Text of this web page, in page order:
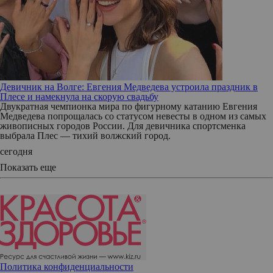
Девичник на Волге: Евгения Медведева устроила праздник в
Плесе и намекнула на скорую свадьбу
Двукратная чемпионка мира по фигурному катанию Евгения
Медведева попрощалась со статусом невесты в одном из самых
живописных городов России. Для девичника спортсменка
выбрала Плес — тихий волжский город.
сегодня
Показать еще
Политика конфиденциальности